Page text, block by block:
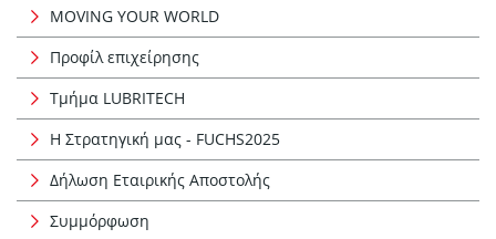
MOVING YOUR WORLD
Προφίλ επιχείρησης
Τμήμα LUBRITECH
Η Στρατηγική μας - FUCHS2025
Δήλωση Εταιρικής Αποστολής
Συμμόρφωση